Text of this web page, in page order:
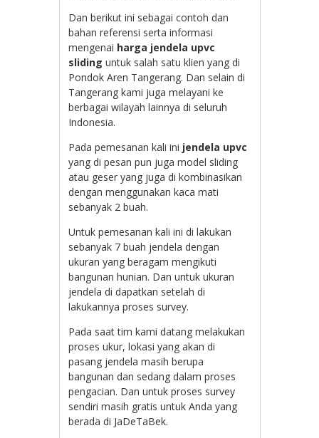
Dan berikut ini sebagai contoh dan
bahan referensi serta informasi
mengenai harga jendela upvc
sliding untuk salah satu klien yang di
Pondok Aren Tangerang. Dan selain di
Tangerang kami juga melayani ke
berbagai wilayah lainnya di seluruh
Indonesia.
Pada pemesanan kali ini jendela upvc
yang di pesan pun juga model sliding
atau geser yang juga di kombinasikan
dengan menggunakan kaca mati
sebanyak 2 buah.
Untuk pemesanan kali ini di lakukan
sebanyak 7 buah jendela dengan
ukuran yang beragam mengikuti
bangunan hunian. Dan untuk ukuran
jendela di dapatkan setelah di
lakukannya proses survey.
Pada saat tim kami datang melakukan
proses ukur, lokasi yang akan di
pasang jendela masih berupa
bangunan dan sedang dalam proses
pengacian. Dan untuk proses survey
sendiri masih gratis untuk Anda yang
berada di JaDeTaBek.